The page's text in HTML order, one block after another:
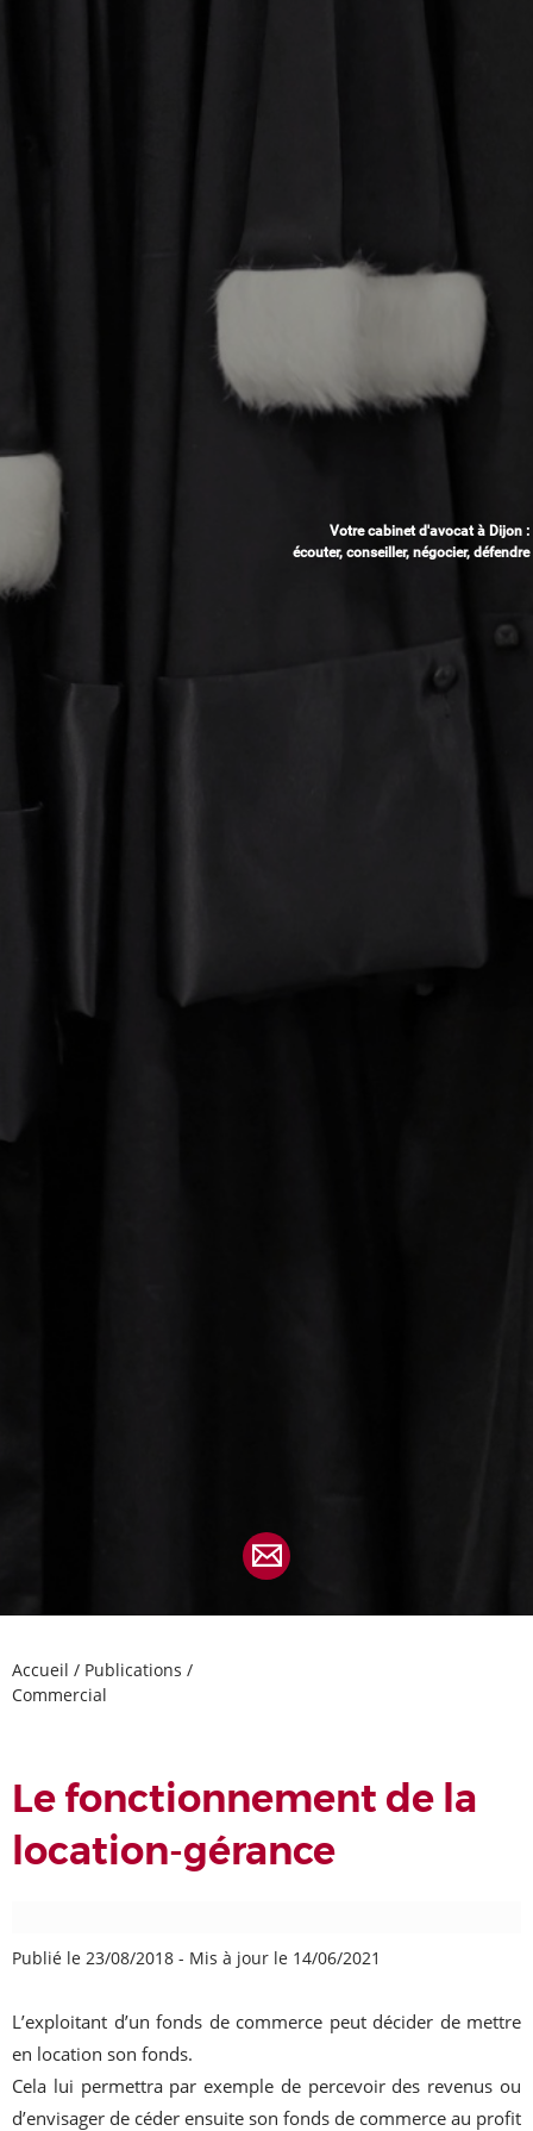
Votre cabinet d'avocat à Dijon :
écouter, conseiller, négocier, défendre
Accueil / Publications /
Commercial
Le fonctionnement de la
location-gérance
Publié le 23/08/2018 - Mis à jour le 14/06/2021
L’exploitant d’un fonds de commerce peut décider de mettre
en location son fonds.
Cela lui permettra par exemple de percevoir des revenus ou
d’envisager de céder ensuite son fonds de commerce au profit